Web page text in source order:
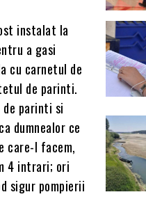
instalat la
a gasi
cu carnetul de
de parinti.
parinti si
dumnealor ce
care-l facem,
4 intrari; ori
sigur pompierii